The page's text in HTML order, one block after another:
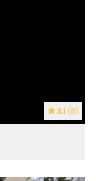
3.1 (8)